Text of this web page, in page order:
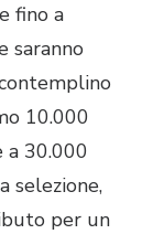
fino a
saranno
10.000
a 30.000
selezione,
per un